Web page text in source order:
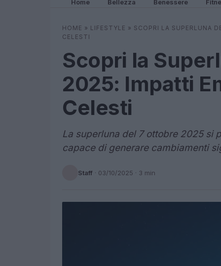
Home Bellezza Benessere
HOME » LIFESTYLE » SCOPRI LA SUPERLUNA
CELESTI
Scopri la
2025: Impatti
Celesti
La superluna del 7 ottobre 2025 si
capace di generare cambiamenti
Staff · 03/10/2025 · 3 min